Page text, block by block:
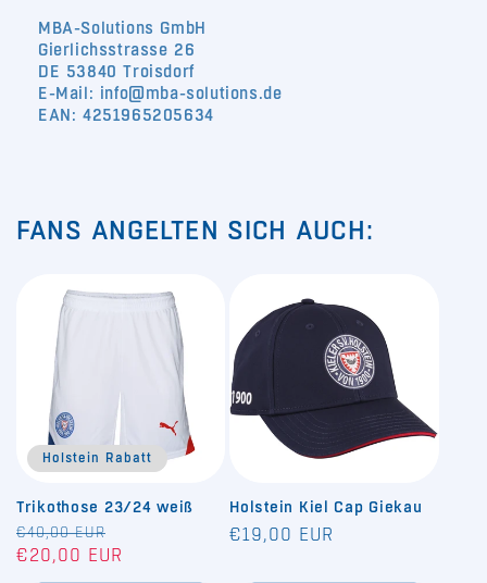
MBA-Solutions GmbH
Gierlichsstrasse 26
DE 53840 Troisdorf
E-Mail: info@mba-solutions.de
EAN: 4251965205634
FANS ANGELTEN SICH AUCH:
Holstein Rabatt
Trikothose 23/24 weiß
Normaler
Preis
€40,00 EUR
Verkaufspreis
€20,00 EUR
Holstein Kiel Cap Giekau
Normaler
€19,00 EUR